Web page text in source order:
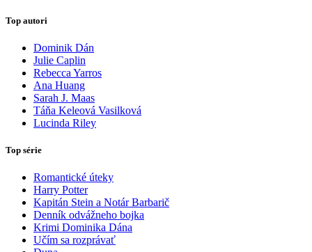
Top autori
Dominik Dán
Julie Caplin
Rebecca Yarros
Ana Huang
Sarah J. Maas
Táňa Keleová Vasilková
Lucinda Riley
Top série
Romantické úteky
Harry Potter
Kapitán Stein a Notár Barbarič
Denník odvážneho bojka
Krimi Dominika Dána
Učím sa rozprávať